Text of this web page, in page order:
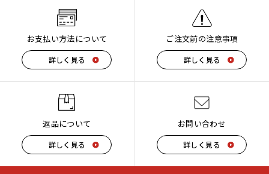
お支払い方法について
詳しく見る
ご注文前の注意事項
詳しく見る
返品について
詳しく見る
お問い合わせ
詳しく見る